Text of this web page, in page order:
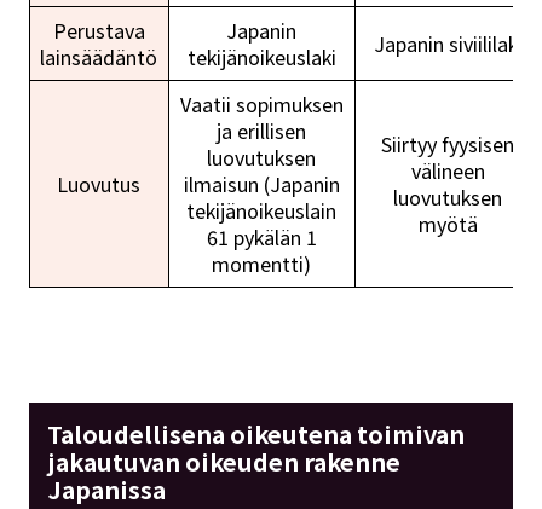
Perustava
lainsäädäntö
Japanin
tekijänoikeuslaki
Japanin siviililaki
Luovutus
Vaatii sopimuksen
ja erillisen
luovutuksen
ilmaisun (Japanin
tekijänoikeuslain
61 pykälän 1
momentti)
Siirtyy fyysisen
välineen
luovutuksen
myötä
Taloudellisena oikeutena toimivan
jakautuvan oikeuden rakenne
Japanissa